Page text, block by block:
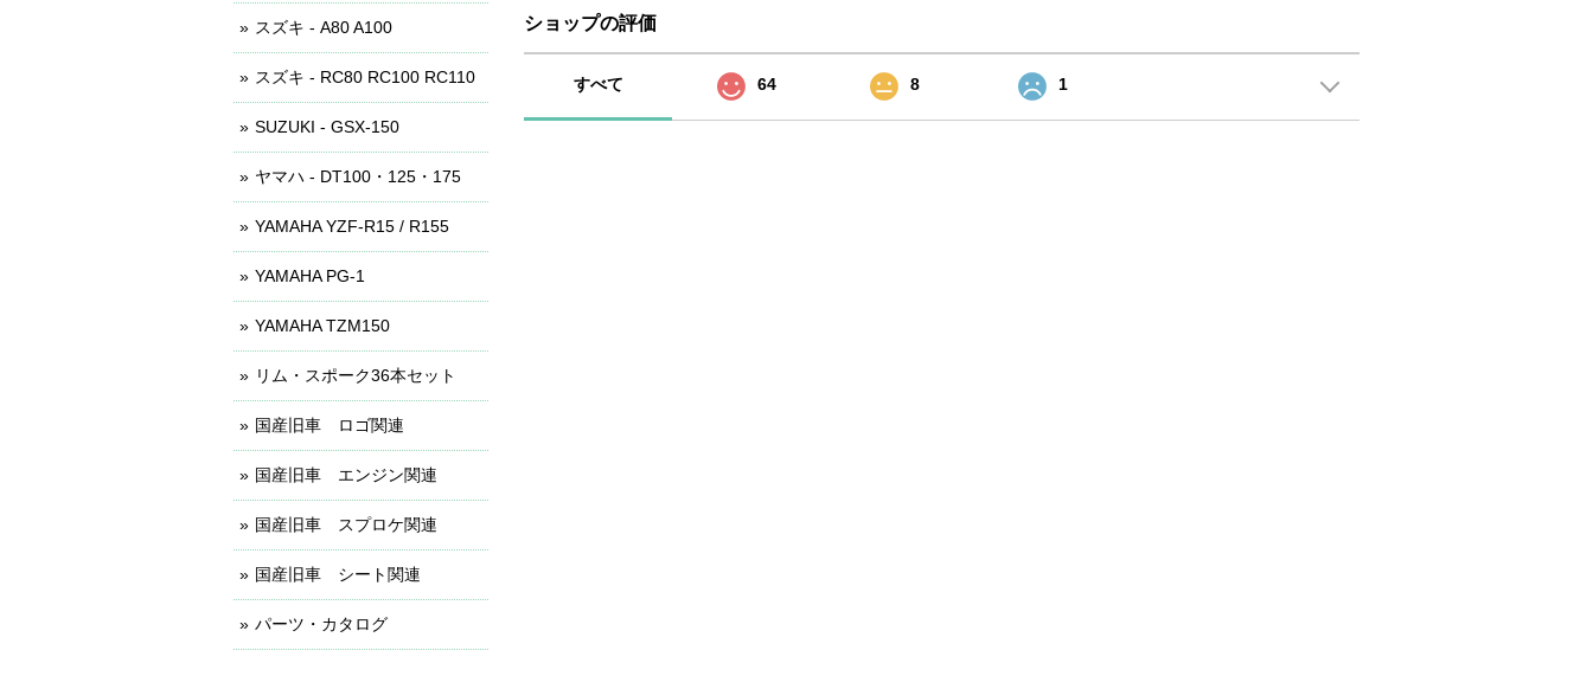
ショップの評価
すべて 64 8 1
スズキ - A80 A100
スズキ - RC80 RC100 RC110
SUZUKI - GSX-150
ヤマハ - DT100・125・175
YAMAHA YZF-R15 / R155
YAMAHA PG-1
YAMAHA TZM150
リム・スポーク36本セット
国産旧車 ロゴ関連
国産旧車 エンジン関連
国産旧車 スプロケ関連
国産旧車 シート関連
パーツ・カタログ